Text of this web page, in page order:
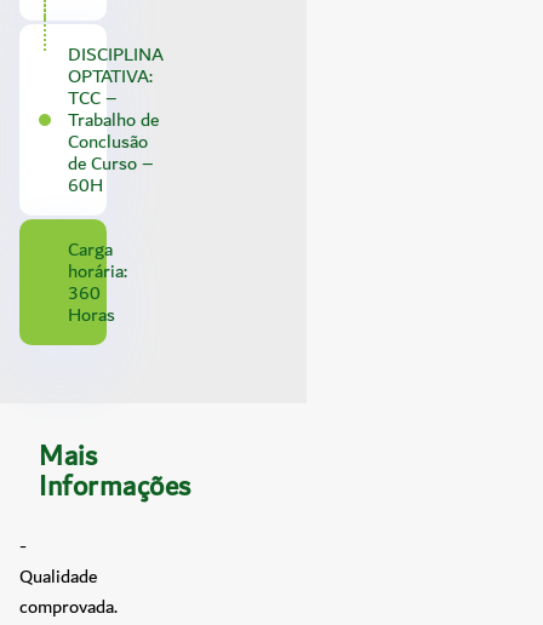
DISCIPLINA
OPTATIVA:
TCC –
Trabalho de
Conclusão
de Curso –
60H
Carga
horária:
360
Horas
Mais
Informações
-
Qualidade
comprovada.